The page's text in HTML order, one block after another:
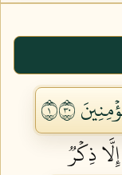
١٠٣
ذِكۡرٞ